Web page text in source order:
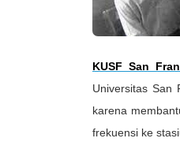
KUSF San
Universitas San
karena
frekuensi ke